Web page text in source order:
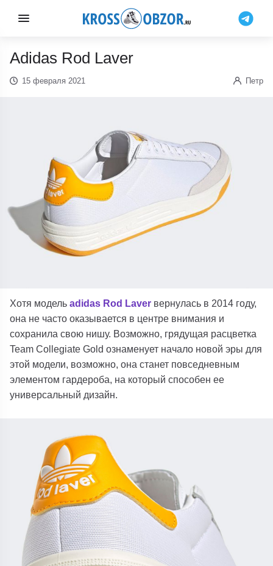
Adidas Rod Laver
15 февраля 2021 Петр
Хотя модельadidas Rod Laver вернулась в 2014 году,
она не часто оказывается в центре внимания и
сохранила свою нишу. Возможно, грядущая расцветка
Team Collegiate Gold ознаменует начало новой эры для
этой модели, возможно, она станет повседневным
элементом гардероба, на который способен ее
универсальный дизайн.